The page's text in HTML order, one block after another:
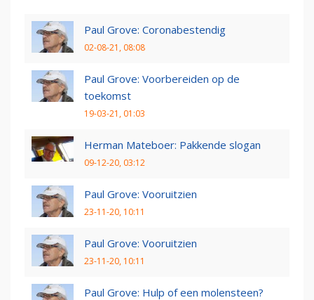
Paul Grove: Coronabestendig
02-08-21, 08:08
Paul Grove: Voorbereiden op de
toekomst
19-03-21, 01:03
Herman Mateboer: Pakkende slogan
09-12-20, 03:12
Paul Grove: Vooruitzien
23-11-20, 10:11
Paul Grove: Vooruitzien
23-11-20, 10:11
Paul Grove: Hulp of een molensteen?